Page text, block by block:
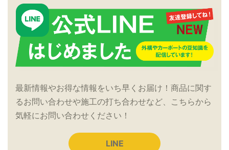
最新情報やお得な情報をいち早くお届け！商品に関す
るお問い合わせや施工の打ち合わせなど、こちらから
気軽にお問い合わせください！
LINE